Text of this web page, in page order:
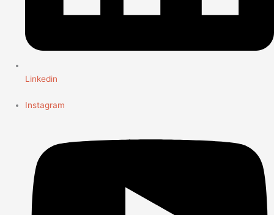
Linkedin
Instagram